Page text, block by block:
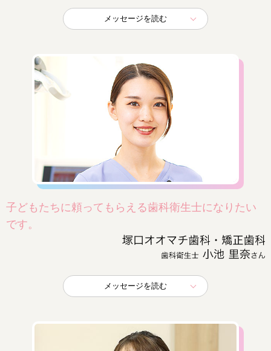
メッセージを読む
子どもたちに頼ってもらえる歯科衛生士になりたい
です。
メッセージを読む